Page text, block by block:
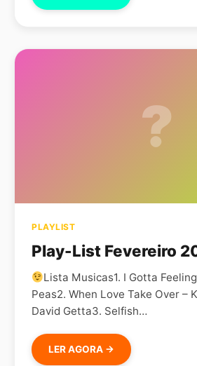
?
PLAYLIST
Play-List Fevereiro
Lista Musicas1. I Gotta
Peas2. When Love Take Over –
David Getta3. Selfish…
LER AGORA →